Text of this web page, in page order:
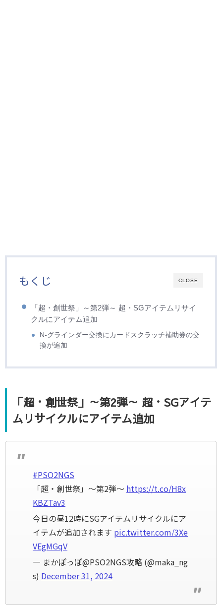
CLOSE
もくじ
「超・創世祭」～第2弾～ 超・SGアイテムリサイ
クルにアイテム追加
N-グラインダー交換にカードスクラッチ補助券の交
換が追加
「超・創世祭」～第2弾～ 超・SGアイテ
ムリサイクルにアイテム追加
#PSO2NGS
「超・創世祭」～第2弾～ https://t.co/H8x
KBZTav3
今日の昼12時にSGアイテムリサイクルにア
イテムが追加されます pic.twitter.com/3Xe
VEgMGqV
— まかぽっぽ@PSO2NGS攻略 (@maka_ng
s) December 31, 2024